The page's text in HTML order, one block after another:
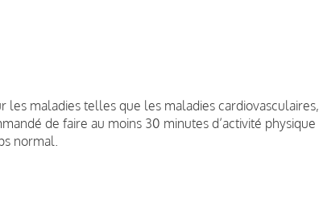
les maladies telles que les maladies cardiovasculaires,
de faire au moins 30 minutes d’activité physique
normal.